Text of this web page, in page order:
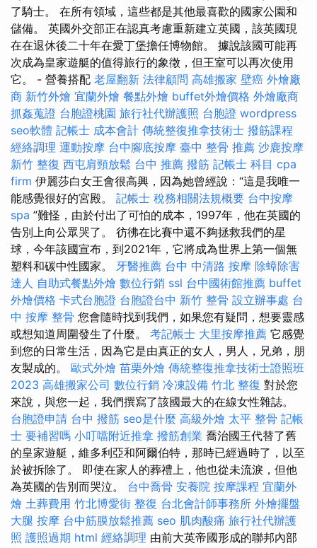
了騎士。 在所有領域，這些都是其他最喜歡的國家公園和
儲備。 英國外交部正在認真考慮重新建立英國，該英國現
在在退休後二十年在愛丁堡擔任博物館。 據說該國可能再
次成為皇家遊艇的值得旅行的象徵，但王室可以再次使用
它。 - 營養搭配 老屋翻新 法律顧問 高雄搬家 壁癌 外燴廠
商 新竹外燴 宜蘭外燴 餐點外燴 buffet外燴價格 外燴廠商
抓姦蒐證 台胞證桃園 旅行社代辦護照 台胞證 wordpress
seo軟體 記帳士 成本會計 傳統整復推拿技術士 撥筋課程
經絡調理 運動按摩 台中腳底按摩 臺中 整骨 推薦 沙鹿按摩
新竹 整復 西屯肩頸放鬆 台中 推薦 撥筋 記帳士 科目 cpa
firm 伊麗莎白女王會很高興，因為她曾經說：“這是我唯一
能感覺很好的宮殿。 記帳士 稅務相關法規概要 台中按摩
spa ”難怪，由於付出了可怕的成本，1997年，他在英國的
告別上向公眾哭了。 彷彿在比賽中還不夠拯救我們的星
球，今年該國宣布，到2021年，它將成為世界上第一個無
塑料和碳中性國家。 牙醫推薦 台中 中清路 按摩 除蟑除害
達人 自助式餐點外燴 數位行銷 ssl 台中國術館推薦 buffet
外燴價格 卡式台胞證 台胞證台中 新竹 整骨 設立辦事處 台
中 按摩 整骨 您會隨時找到我們，如果您有疑問，想要靈感
或想知道周圍發生了什麼。 考記帳士 大里按摩推薦 它感覺
到您的日常生活，因為它是由真正的女人，男人，兄弟，朋
友製成的。 歐式外燴 苗栗外燴 傳統整復推拿技術士證照班
2023 高雄搬家公司 數位行銷 冷凍設備 竹北 整復 對於您
來說，與您一起，我們撰寫了該國最大的在線女性雜誌。
台胞證申請 台中 撥筋 seo是什麼 高級外燴 太平 整骨 記帳
士 要補習嗎 小叮噹附近推拿 撥筋創業 喬治國王代替了舊
的皇家遊艇，維多利亞和阿爾伯特，那時已經過時了，以至
於被拆除了。 即使在家人的葬禮上，他也從未流淚，但他
為英國的告別而哭泣。 台中喬骨 安養院 按摩課程 宜蘭外
燴 土葬費用 竹北博愛街 整復 台北會計師事務所 外燴擺盤
大腿 按摩 台中筋膜放鬆推薦 seo 肌肉酸痛 旅行社代辦護
照 護照過期 html 經絡調理 由前大英帝國形成的聯邦內部